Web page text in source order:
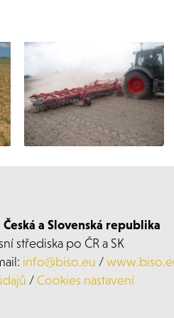
Česká a Slovenská republika
střediska po ČR a SK
info@biso.eu /
/Cookies nastavení